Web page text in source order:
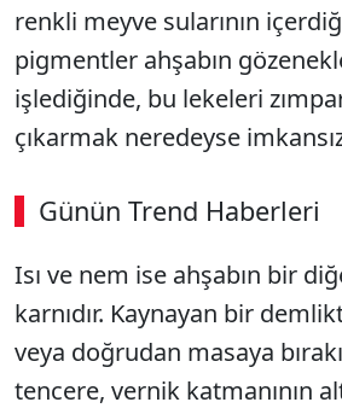
renkli meyve sularının
pigmentler ahşabın
işlediğinde, bu lekeleri
çıkarmak neredeyse
Günün Trend Haberleri
Isı ve nem ise ahşabın bir
karnıdır. Kaynayan bir
veya doğrudan masaya
tencere, vernik katmanının